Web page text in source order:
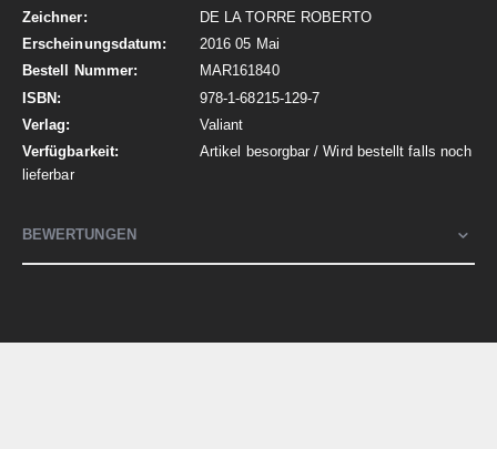
DE LA TORRE ROBERTO
2016 05 Mai
MAR161840
978-1-68215-129-7
Valiant
Artikel besorgbar / Wird bestellt falls noch
lieferbar
BEWERTUNGEN